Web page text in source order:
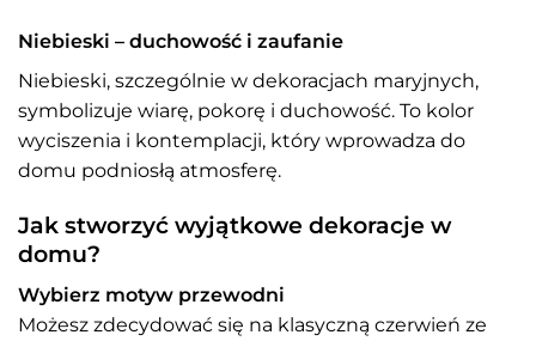
Niebieski – duchowość i zaufanie
Niebieski, szczególnie w dekoracjach maryjnych,
symbolizuje wiarę, pokorę i duchowość. To kolor
wyciszenia i kontemplacji, który wprowadza do
domu podniosłą atmosferę.
Jak stworzyć wyjątkowe dekoracje w
domu?
Wybierz motyw przewodni
Możesz zdecydować się na klasyczną czerwień ze